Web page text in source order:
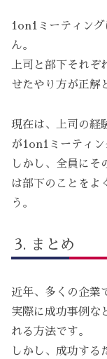
1on1ミーティン
ん。
上司と部下それ
せたやり方が正解
現在は、上司の経
が1on1ミーティン
しかし、全員にそ
は部下のことをよ
う。
まとめ
近年、多くの企業
実際に成功事例な
れる方法です。
しかし、成功する